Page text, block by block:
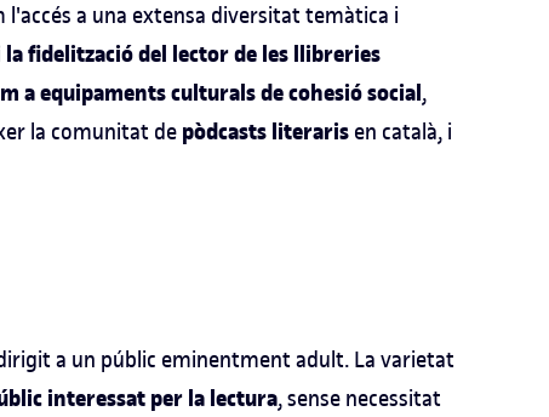
l'accés a una extensa diversitat temàtica i
la fidelització del lector de les llibreries
a equipaments culturals de cohesió social,
la comunitat de pòdcasts literaris en català, i
a un públic eminentment adult. La varietat
interessat per la lectura, sense necessitat